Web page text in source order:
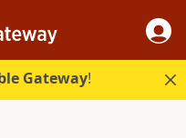
Gateway!